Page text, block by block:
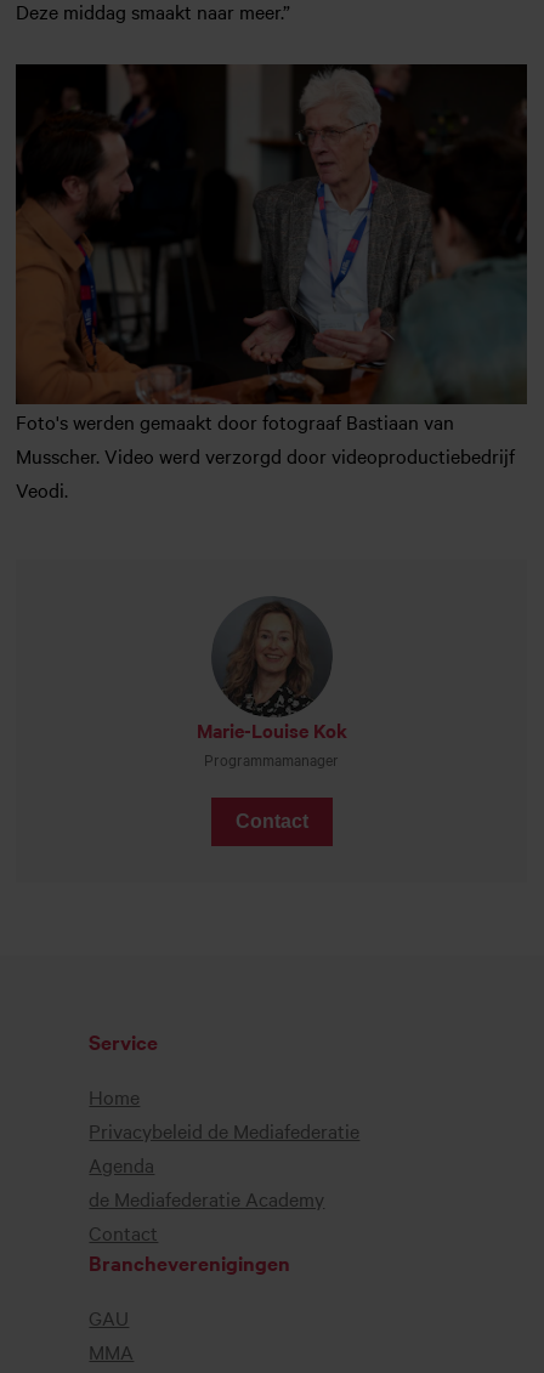
Deze middag smaakt naar meer.”
Foto's werden gemaakt door fotograaf Bastiaan van
Musscher. Video werd verzorgd door videoproductiebedrijf
Veodi.
Marie-Louise Kok
Programmamanager
Contact
Service
Home
Privacybeleid de Mediafederatie
Agenda
de Mediafederatie Academy
Contact
Brancheverenigingen
GAU
MMA